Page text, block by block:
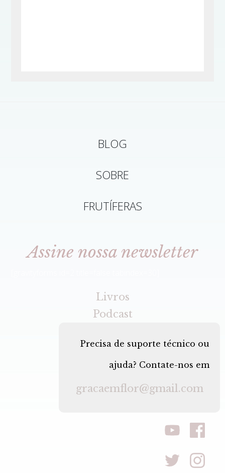
BLOG
SOBRE
FRUTÍFERAS
Assine nossa newsletter
Livros
Podcast
Precisa de suporte técnico ou
ajuda? Contate-nos em
gracaemflor@gmail.com